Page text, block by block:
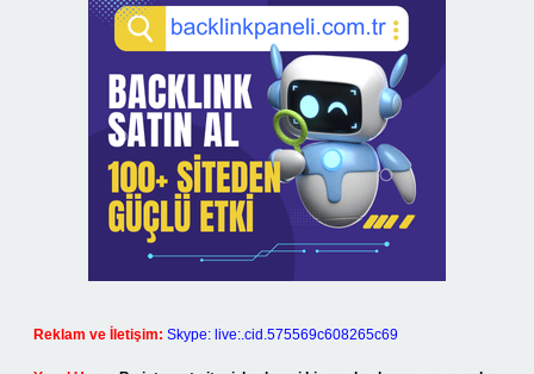
Reklam ve İletişim: Skype: live:.cid.575569c608265c69